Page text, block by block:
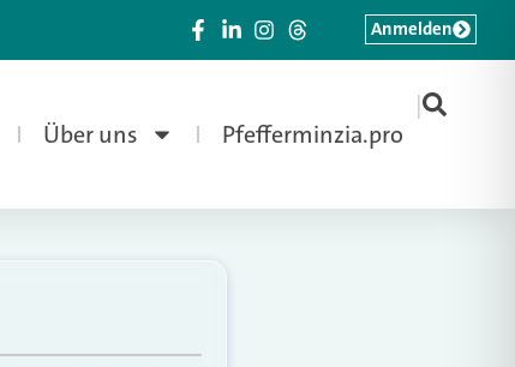
Über uns Pfefferminzia.pro
|
Anmelden